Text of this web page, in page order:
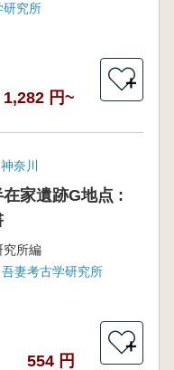
研究所
1,282 円~
＋
神奈川
家遺跡G地点 :
究所編
妻考古学研究所
554 円
＋